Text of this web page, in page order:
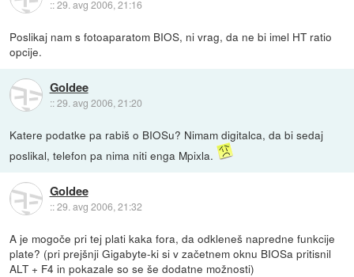
::29. avg 2006, 21:16
Poslikaj nam s fotoaparatom BIOS, ni vrag, da ne bi imel HT ratio
opcije.
Goldee
::29. avg 2006, 21:20
Katere podatke pa rabiš o BIOSu? Nimam digitalca, da bi sedaj
poslikal, telefon pa nima niti enga Mpixla.
Goldee
::29. avg 2006, 21:32
A je mogoče pri tej plati kaka fora, da odkleneš napredne funkcije
plate? (pri prejšnji Gigabyte-ki si v začetnem oknu BIOSa pritisnil
ALT + F4 in pokazale so se še dodatne možnosti)